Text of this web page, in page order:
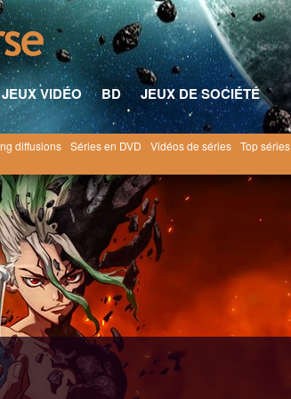
JEUX VIDÉO BD
JEUX DE SOCIÉTÉ
diffusions Séries en DVD Vidéos de séries Top séries